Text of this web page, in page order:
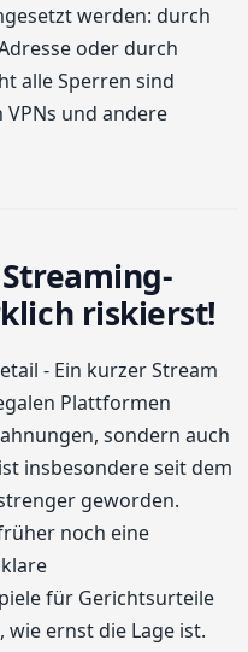
werden: durch
oder durch
alle Sperren sind
und andere
riskierst!
- Ein kurzer Stream
Plattformen
sondern auch
insbesondere seit dem
geworden.
noch eine
für Gerichtsurteile
ernst die Lage ist.